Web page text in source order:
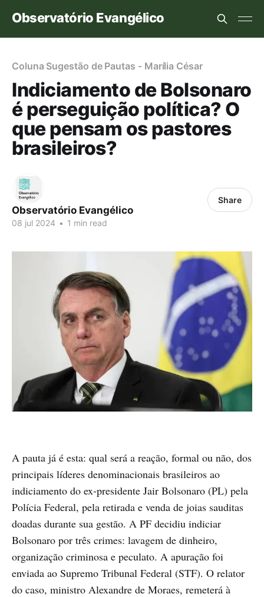
Observatório Evangélico
Coluna Sugestão de Pautas - Marília César
Indiciamento de Bolsonaro
é perseguição política? O
que pensam os pastores
brasileiros?
Observatório Evangélico
08 jul 2024 • 1 min read
Share
A pauta já é esta: qual será a reação, formal ou não, dos
principais líderes denominacionais brasileiros ao
indiciamento do ex-presidente Jair Bolsonaro (PL) pela
Polícia Federal, pela retirada e venda de joias sauditas
doadas durante sua gestão. A PF decidiu indiciar
Bolsonaro por três crimes: lavagem de dinheiro,
organização criminosa e peculato. A apuração foi
enviada ao Supremo Tribunal Federal (STF). O relator
do caso, ministro Alexandre de Moraes, remeterá à